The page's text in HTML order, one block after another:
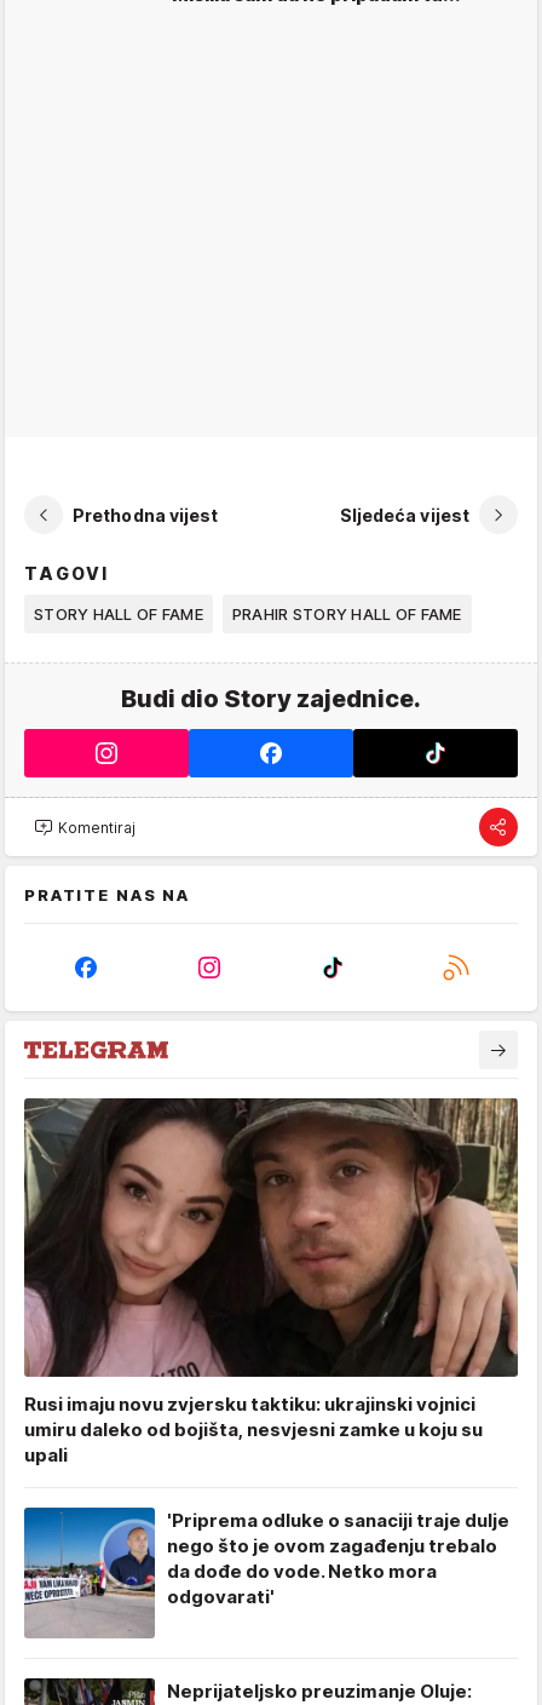
Prethodna vijest Sljedeća vijest
TAGOVI
STORY HALL OF FAME PRAHIR STORY HALL OF FAME
Budi dio Story zajednice.
Komentiraj
PRATITE NAS NA
Rusi imaju novu zvjersku taktiku: ukrajinski vojnici
umiru daleko od bojišta, nesvjesni zamke u koju su
upali
'Priprema odluke o sanaciji traje dulje
nego što je ovom zagađenju trebalo
da dođe do vode. Netko mora
odgovarati'
Neprijateljsko preuzimanje Oluje: